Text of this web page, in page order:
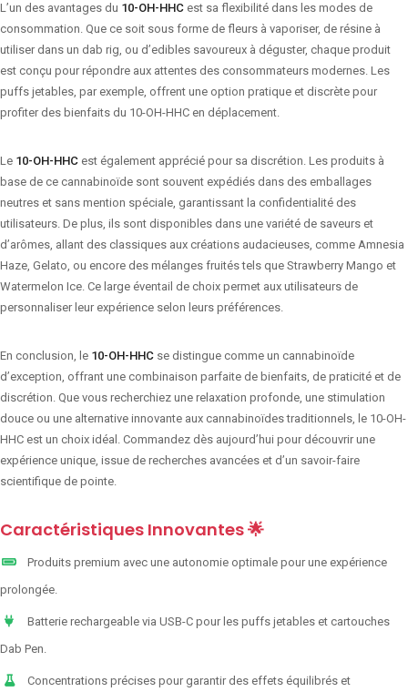
L’un des avantages du 10-OH-HHC est sa flexibilité dans les modes de
consommation. Que ce soit sous forme de fleurs à vaporiser, de résine à
utiliser dans un dab rig, ou d’edibles savoureux à déguster, chaque produit
est conçu pour répondre aux attentes des consommateurs modernes. Les
puffs jetables, par exemple, offrent une option pratique et discrète pour
profiter des bienfaits du 10-OH-HHC en déplacement.
Le 10-OH-HHC est également apprécié pour sa discrétion. Les produits à
base de ce cannabinoïde sont souvent expédiés dans des emballages
neutres et sans mention spéciale, garantissant la confidentialité des
utilisateurs. De plus, ils sont disponibles dans une variété de saveurs et
d’arômes, allant des classiques aux créations audacieuses, comme Amnesia
Haze, Gelato, ou encore des mélanges fruités tels que Strawberry Mango et
Watermelon Ice. Ce large éventail de choix permet aux utilisateurs de
personnaliser leur expérience selon leurs préférences.
En conclusion, le 10-OH-HHC se distingue comme un cannabinoïde
d’exception, offrant une combinaison parfaite de bienfaits, de praticité et de
discrétion. Que vous recherchiez une relaxation profonde, une stimulation
douce ou une alternative innovante aux cannabinoïdes traditionnels, le 10-OH-
HHC est un choix idéal. Commandez dès aujourd’hui pour découvrir une
expérience unique, issue de recherches avancées et d’un savoir-faire
scientifique de pointe.
Caractéristiques Innovantes 🌟
Produits premium avec une autonomie optimale pour une expérience
prolongée.
Batterie rechargeable via USB-C pour les puffs jetables et cartouches
Dab Pen.
Concentrations précises pour garantir des effets équilibrés et